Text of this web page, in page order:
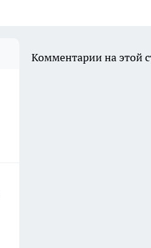
Комментарии на этой